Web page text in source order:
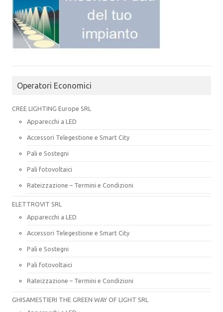
Operatori Economici
CREE LIGHTING Europe SRL
Apparecchi a LED
Accessori Telegestione e Smart City
Pali e Sostegni
Pali fotovoltaici
Rateizzazione – Termini e Condizioni
ELETTROVIT SRL
Apparecchi a LED
Accessori Telegestione e Smart City
Pali e Sostegni
Pali fotovoltaici
Rateizzazione – Termini e Condizioni
GHISAMESTIERI THE GREEN WAY OF LIGHT SRL